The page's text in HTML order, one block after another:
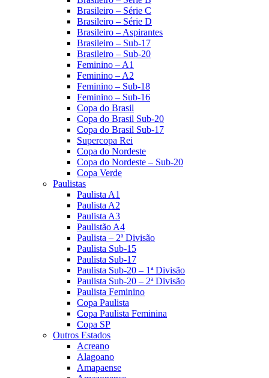
Brasileiro – Série C
Brasileiro – Série D
Brasileiro – Aspirantes
Brasileiro – Sub-17
Brasileiro – Sub-20
Feminino – A1
Feminino – A2
Feminino – Sub-18
Feminino – Sub-16
Copa do Brasil
Copa do Brasil Sub-20
Copa do Brasil Sub-17
Supercopa Rei
Copa do Nordeste
Copa do Nordeste – Sub-20
Copa Verde
Paulistas
Paulista A1
Paulista A2
Paulista A3
Paulistão A4
Paulista – 2ª Divisão
Paulista Sub-15
Paulista Sub-17
Paulista Sub-20 – 1ª Divisão
Paulista Sub-20 – 2ª Divisão
Paulista Feminino
Copa Paulista
Copa Paulista Feminina
Copa SP
Outros Estados
Acreano
Alagoano
Amapaense